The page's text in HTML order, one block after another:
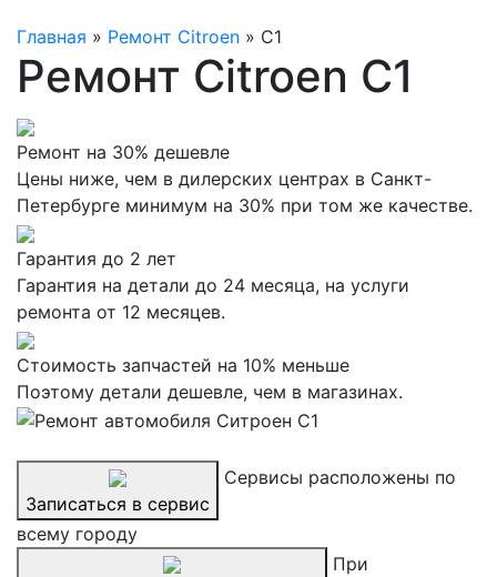
Главная » Ремонт Citroen » C1
Ремонт Citroen C1
Ремонт на 30% дешевле
Цены ниже, чем в дилерских центрах в Санкт-
Петербурге минимум на 30% при том же качестве.
Гарантия до 2 лет
Гарантия на детали до 24 месяца, на услуги
ремонта от 12 месяцев.
Стоимость запчастей на 10% меньше
Поэтому детали дешевле, чем в магазинах.
Записаться в сервис
Сервисы расположены по
всему городу
При